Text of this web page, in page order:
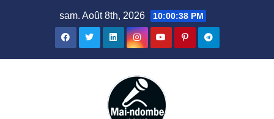
sam. Août 8th, 2026 10:00:40 PM